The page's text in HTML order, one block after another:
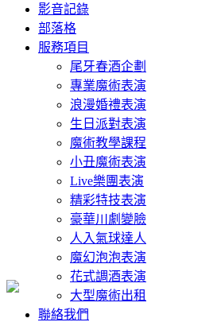
影音記錄
部落格
服務項目
尾牙春酒企劃
專業魔術表演
浪漫婚禮表演
生日派對表演
魔術教學課程
小丑魔術表演
Live樂團表演
精彩特技表演
豪華川劇變臉
人入氣球達人
魔幻泡泡表演
花式調酒表演
大型魔術出租
聯絡我們